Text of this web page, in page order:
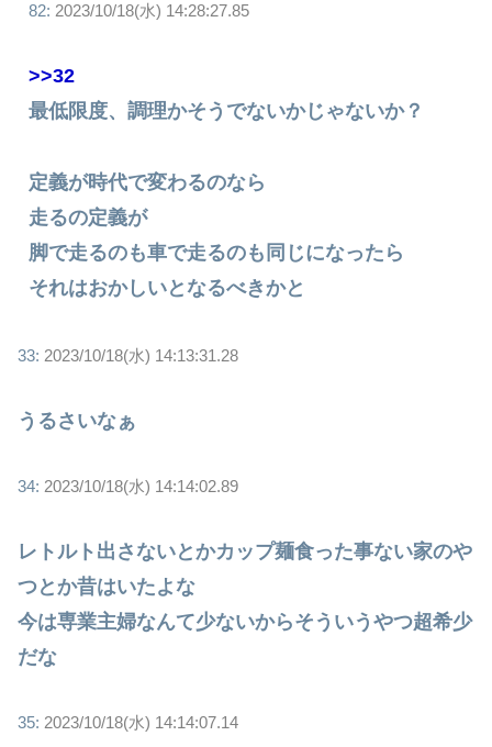
82: 2023/10/18(水) 14:28:27.85
>>32
最低限度、調理かそうでないかじゃないか？
定義が時代で変わるのなら
走るの定義が
脚で走るのも車で走るのも同じになったら
それはおかしいとなるべきかと
33: 2023/10/18(水) 14:13:31.28
うるさいなぁ
34: 2023/10/18(水) 14:14:02.89
レトルト出さないとかカップ麺食った事ない家のや
つとか昔はいたよな
今は専業主婦なんて少ないからそういうやつ超希少
だな
35: 2023/10/18(水) 14:14:07.14